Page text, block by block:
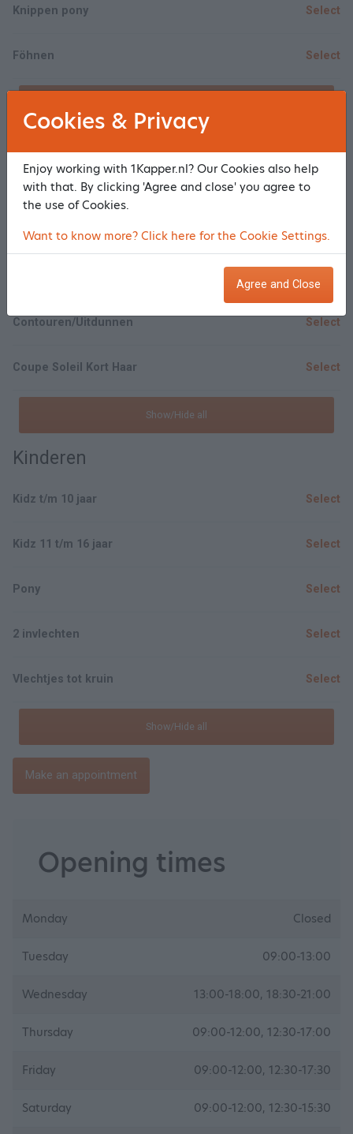
Knippen pony Select
Föhnen Select
Knippen Select
Charles (gedekt model) Select
Contouren/Uitdunnen Select
Coupe Soleil Kort Haar Select
Show/Hide all
Kinderen
Kidz t/m 10 jaar Select
Kidz 11 t/m 16 jaar Select
Pony Select
2 invlechten Select
Vlechtjes tot kruin Select
Show/Hide all
Make an appointment
Opening times
Monday Closed
Tuesday 09:00-13:00
Wednesday 13:00-18:00, 18:30-21:00
Thursday 09:00-12:00, 12:30-17:00
Friday 09:00-12:00, 12:30-17:30
Saturday 09:00-12:00, 12:30-15:30
Cookies & Privacy
Enjoy working with 1Kapper.nl? Our Cookies also help
with that. By clicking 'Agree and close' you agree to
the use of Cookies.
Want to know more? Click here for the Cookie Settings.
Agree and Close